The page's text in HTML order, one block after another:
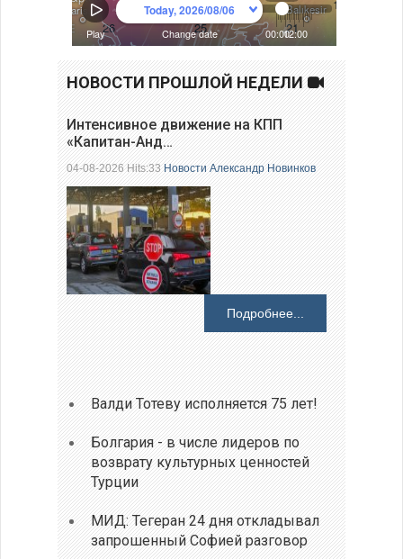
НОВОСТИ ПРОШЛОЙ НЕДЕЛИ
Интенсивное движение на КПП
«Капитан-Анд…
04-08-2026 Hits:33Новости Александр Новинков
Подробнее...
Валди Тотеву исполняется 75 лет!
Болгария - в числе лидеров по
возврату культурных ценностей
Турции
МИД: Тегеран 24 дня откладывал
запрошенный Софией разговор